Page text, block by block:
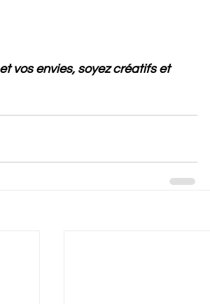
vos envies, soyez créatifs et